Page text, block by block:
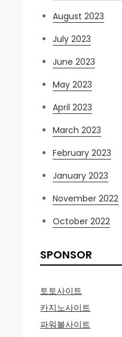
August 2023
July 2023
June 2023
May 2023
April 2023
March 2023
February 2023
January 2023
November 2022
October 2022
SPONSOR
토토사이트
카지노사이트
파워볼사이트